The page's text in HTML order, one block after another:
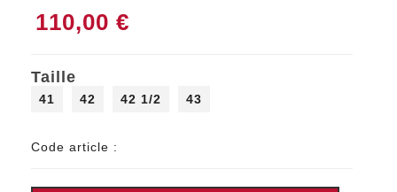
110,00 €
Taille
41 42 42 1/2 43
Code article :